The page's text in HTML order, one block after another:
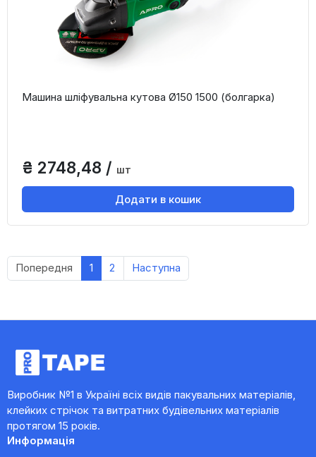
Машина шліфувальна кутова Ø150 1500 (болгарка)
₴ 2748,48 / шт
Додати в кошик
Попередня 1 2 Наступна
Виробник №1 в Україні всіх видів пакувальних матеріалів,
клейких стрічок та витратних будівельних матеріалів
протягом 15 років.
Информація